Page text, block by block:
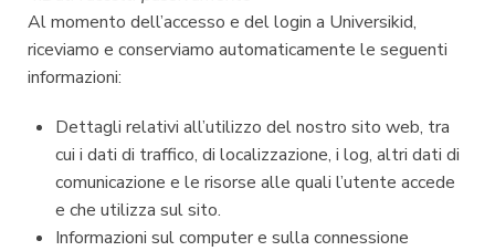
Al momento dell’accesso e del login a Universikid,
riceviamo e conserviamo automaticamente le seguenti
informazioni:
Dettagli relativi all’utilizzo del nostro sito web, tra
cui i dati di traffico, di localizzazione, i log, altri dati di
comunicazione e le risorse alle quali l’utente accede
e che utilizza sul sito.
Informazioni sul computer e sulla connessione